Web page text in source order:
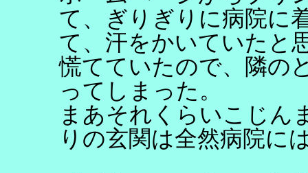
て、ぎりぎりに病院に
て、汗をかいていたと
慌てていたので、隣の
ってしまった。
まあそれくらいこじん
りの玄関は全然病院に